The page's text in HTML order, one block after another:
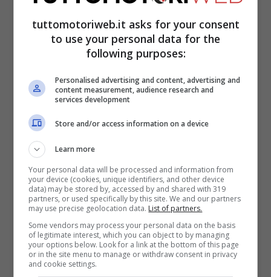
aerodinamicocome quella di Zandvoort si
è vista tutta la differenza, ed anche la
Mercedesaveva qualcosa in più rispetto
secondo al giro alle frecce d’argento.
Qualcosa, come al solito, è andato storto
strada facendo, anche se
ad inizio annoaveva garantito che il
Cavallino avrebbe tenuto il passograzie a
degli upgrade adatti ad ogni condizione.
Tuttavia, a Maranello non vogliono
interrompere del tutto lo sviluppo, con
l’obiettivo di vincere a Singapore e di
tuttomotoriweb.it asks for your consent
to use your personal data for the
following purposes:
Personalised advertising and content, advertising and
content measurement, audience research and
services development
Store and/or access information on a device
Learn more
Your personal data will be processed and information from
your device (cookies, unique identifiers, and other device
data) may be stored by, accessed by and shared with 319
partners, or used specifically by this site. We and our partners
may use precise geolocation data. List of partners.
Some vendors may process your personal data on the basis
of legitimate interest, which you can object to by managing
your options below. Look for a link at the bottom of this page
or in the site menu to manage or withdraw consent in privacy
and cookie settings.